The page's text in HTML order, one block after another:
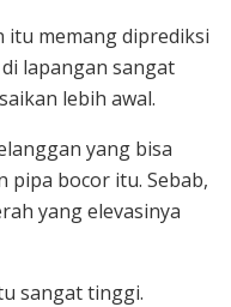
itu memang diprediksi
lapangan sangat
lebih awal.
yang bisa
pipa bocor itu. Sebab,
yang elevasinya
sangat tinggi.